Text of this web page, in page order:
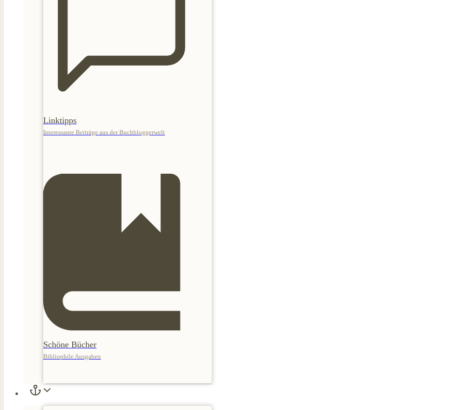
Linktipps
Interessante Beiträge aus der Buchbloggerwelt
Schöne Bücher
Bibliophile Ausgaben